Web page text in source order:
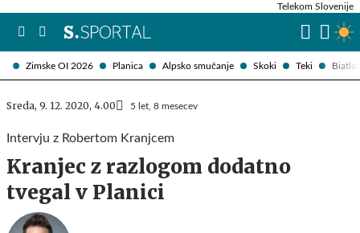
Zimske OI 2026 Planica Alpsko smučanje Skoki Teki
Telekom Slovenije
Sreda, 9. 12. 2020, 4.00 5 let, 8 mesecev
Intervju z Robertom Kranjcem
Kranjec z razlogom dodatno
tvegal v Planici